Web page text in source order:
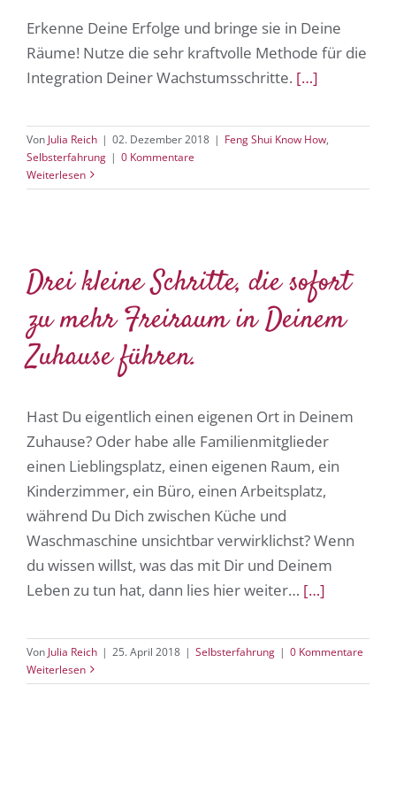
Erkenne Deine Erfolge und bringe sie in Deine
Räume! Nutze die sehr kraftvolle Methode für die
Integration Deiner Wachstumsschritte. […]
Von Julia Reich | 02. Dezember 2018 | Feng Shui Know How,
Selbsterfahrung | 0 Kommentare
Weiterlesen
Drei kleine Schritte, die sofort
zu mehr Freiraum in Deinem
Zuhause führen.
Hast Du eigentlich einen eigenen Ort in Deinem
Zuhause? Oder habe alle Familienmitglieder
einen Lieblingsplatz, einen eigenen Raum, ein
Kinderzimmer, ein Büro, einen Arbeitsplatz,
während Du Dich zwischen Küche und
Waschmaschine unsichtbar verwirklichst? Wenn
du wissen willst, was das mit Dir und Deinem
Leben zu tun hat, dann lies hier weiter… […]
Von Julia Reich | 25. April 2018 | Selbsterfahrung | 0 Kommentare
Weiterlesen